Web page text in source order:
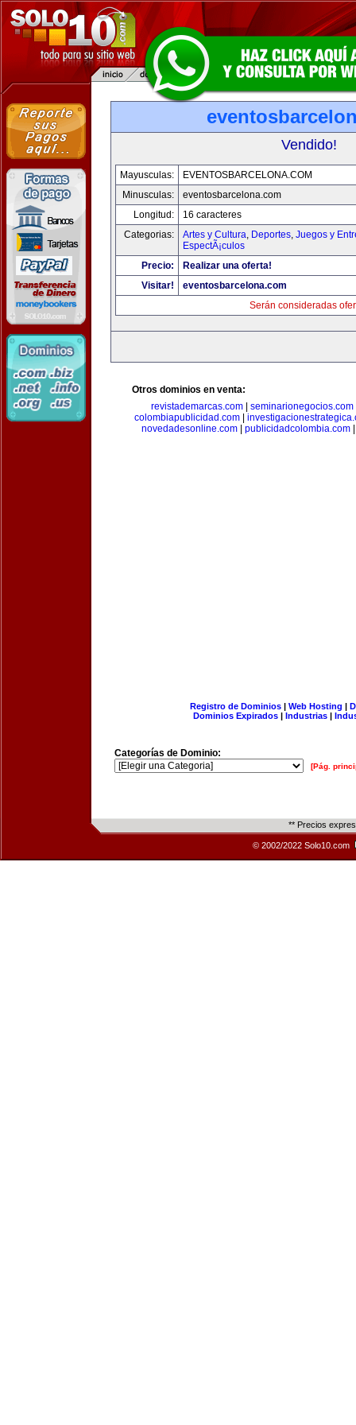
Vendido!
Mayusculas:
EVENTOSBARCELONA.COM
Minusculas:
eventosbarcelona.com
Longitud:
16 caracteres
Categorias:
Artes y Cultura, Deportes, Juegos y
EspectÃ¡culos
Precio:
Realizar una oferta!
Visitar!
eventosbarcelona.com
Serán consideradas
Otros dominios en venta:
revistademarcas.com
seminarionegocios.com
colombiapublicidad.com
novedadesonline.com
publicidadcolombia.com
Registro de Dominios| Web Hosting |
Dominios Expirados | Industrias |
Categorías de Dominio:
[Pág.
** Precios
© 2002/2022 Solo10.com